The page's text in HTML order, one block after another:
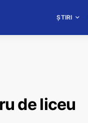
ȘTIRI
de liceu